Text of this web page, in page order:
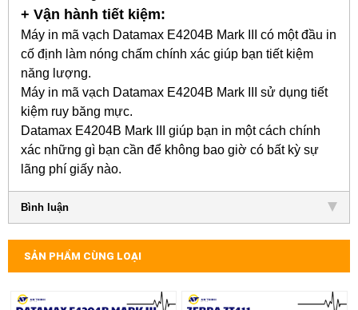
+ Vận hành tiết kiệm:
Máy in mã vạch Datamax E4204B Mark III có một đầu in
cố định làm nóng chấm chính xác giúp bạn tiết kiệm
năng lượng.
Máy in mã vạch Datamax E4204B Mark III sử dụng tiết
kiệm ruy băng mực.
Datamax E4204B Mark III giúp bạn in một cách chính
xác những gì bạn cần để không bao giờ có bất kỳ sự
lãng phí giấy nào.
Bình luận
SẢN PHẨM CÙNG LOẠI